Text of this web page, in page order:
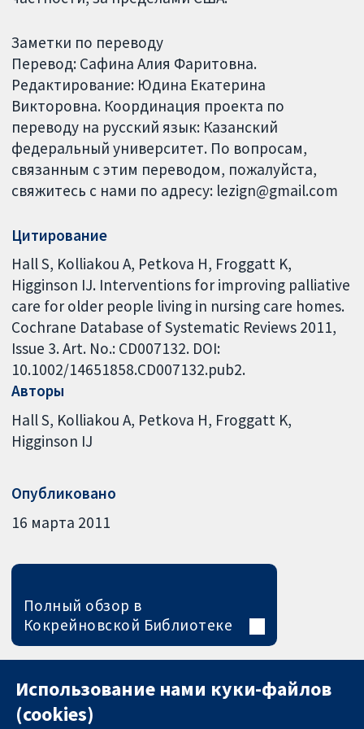
Заметки по переводу
Перевод: Сафина Алия Фаритовна.
Редактирование: Юдина Екатерина
Викторовна. Координация проекта по
переводу на русский язык: Казанский
федеральный университет. По вопросам,
связанным с этим переводом, пожалуйста,
свяжитесь с нами по адресу: lezign@gmail.com
Цитирование
Hall S, Kolliakou A, Petkova H, Froggatt K,
Higginson IJ. Interventions for improving palliative
care for older people living in nursing care homes.
Cochrane Database of Systematic Reviews 2011,
Issue 3. Art. No.: CD007132. DOI:
10.1002/14651858.CD007132.pub2.
Авторы
Hall S Kolliakou A Petkova H Froggatt K
Higginson IJ
Опубликовано
16 марта 2011
Полный обзор в
Кокрейновской Библиотеке
Использование нами куки-файлов
(cookies)